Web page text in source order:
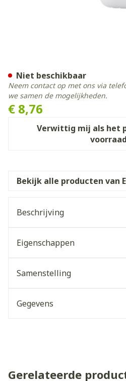
€ 8,76
Verwittig mij als het
Niet beschikbaar
Neem contact op met ons via
we samen de mogelijkheden.
Bekijk alle producten van
Beschrijving
Eigenschappen
Samenstelling
Gegevens
Gerelateerde